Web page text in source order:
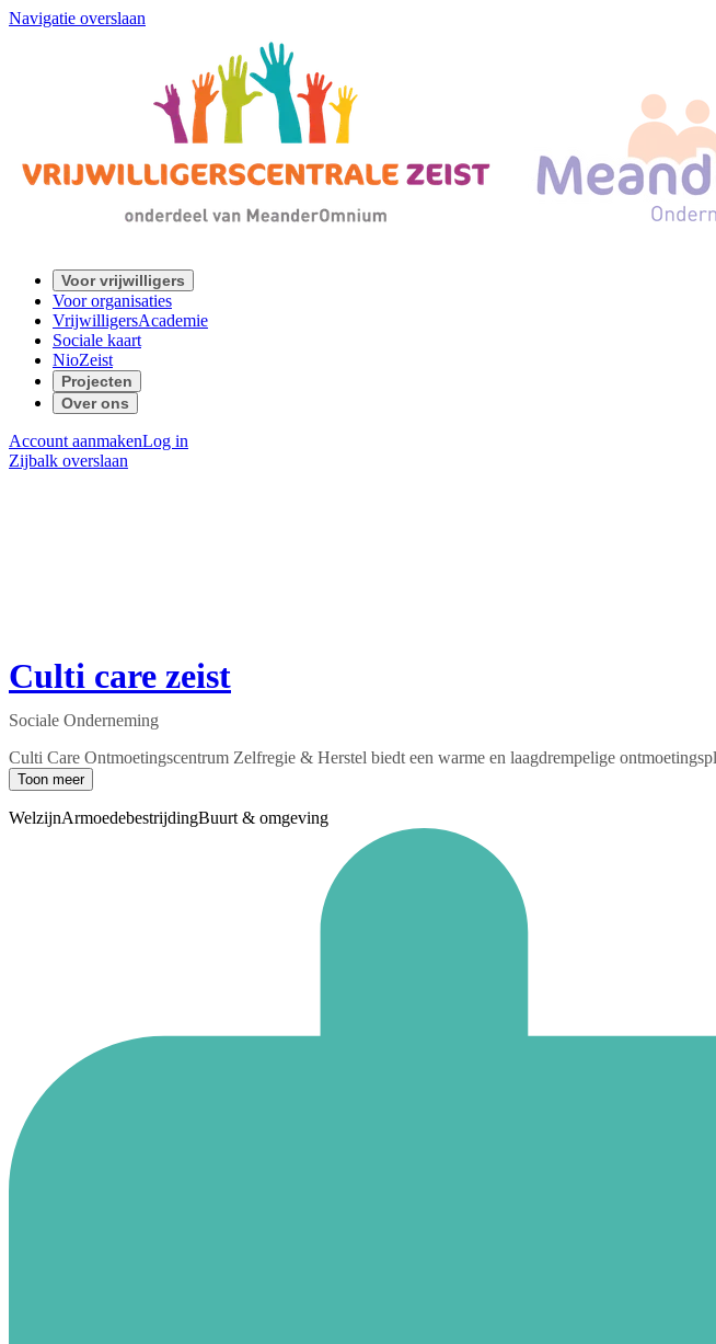
Navigatie overslaan
Voor vrijwilligers
Voor organisaties
VrijwilligersAcademie
Sociale kaart
NioZeist
Projecten
Over ons
Account aanmakenLog in
Zijbalk overslaan
Culti care zeist
Sociale Onderneming
Culti Care Ontmoetingscentrum Zelfregie & Herstel biedt een warme en laagdrempelige
Toon meer
WelzijnArmoedebestrijdingBuurt & omgeving